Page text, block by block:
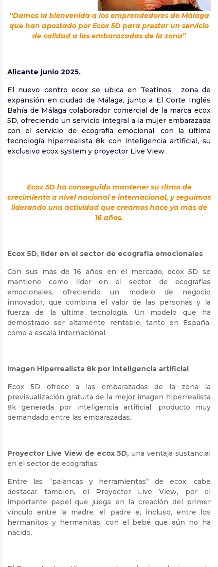
“Damos la bienvenida a los emprendedores de Málaga
que han apostado por Ecox 5D para prestar un servicio
de calidad a las embarazadas de la zona”
Alicante junio 2025.
El nuevo centro ecox se ubica en Teatinos, zona de
expansión en ciudad de Málaga, junto a El Corte Inglés
Bahía de Málaga colaborador comercial de la marca ecox
5D, ofreciendo un servicio integral a la mujer embarazada
con el servicio de ecografía emocional, con la última
tecnología hiperrealista 8k con inteligencia artificial, su
exclusivo ecox system y proyector Live View.
Ecox 5D ha conseguido mantener su ritmo de
crecimiento a nivel nacional e internacional, y seguimos
liderando una actividad que creamos hace ya más de
16 años.
Ecox 5D, líder en el sector de ecografía emocionales
Con sus más de 16 años en el mercado, ecox 5D se
mantiene como líder en el sector de ecografías
emocionales, ofreciendo un modelo de negocio
innovador, que combina el valor de las personas y la
fuerza de la última tecnología. Un modelo que ha
demostrado ser altamente rentable, tanto en España,
como a escala internacional.
Imagen Hiperrealista 8k por inteligencia artificial
Ecox 5D ofrece a las embarazadas de la zona la
previsualización gratuita de la mejor imagen hiperrealista
8k generada por inteligencia artificial, producto muy
demandado entre las embarazadas.
Proyector Live View de ecox 5D,una ventaja sustancial
en el sector de ecografías
Entre las “palancas y herramientas” de ecox, cabe
destacar también, el Proyector Live View, por el
importante papel que juega en la creación del primer
vínculo entre la madre, el padre e, incluso, entre los
hermanitos y hermanitas, con el bebé que aún no ha
nacido.